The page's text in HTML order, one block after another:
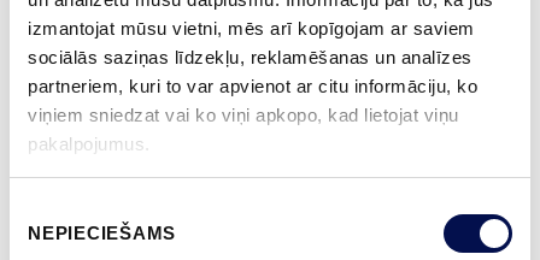
izmantojat mūsu vietni, mēs arī kopīgojam ar saviem
sociālās saziņas līdzekļu, reklamēšanas un analīzes
partneriem, kuri to var apvienot ar citu informāciju, ko
viņiem sniedzat vai ko viņi apkopo, kad lietojat viņu
pakalpojumus.
izvēle
NEPIECIEŠAMS
PASŪTĪT BROŠŪRU Sazinies ar mums